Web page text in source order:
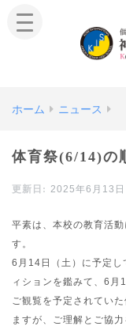
ホーム ニュース
体育祭(6/14)の
2025年6月13日
平素は、本校の教育活
す。
6月14日（土）に予定し
ィションを鑑みて、6月
ご観覧を予定されてい
ますが、ご理解とご協